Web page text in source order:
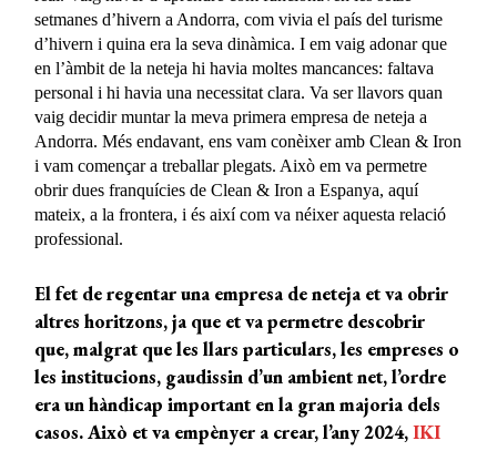
setmanes d’hivern a Andorra, com vivia el país del turisme
d’hivern i quina era la seva dinàmica. I em vaig adonar que
en l’àmbit de la neteja hi havia moltes mancances: faltava
personal i hi havia una necessitat clara. Va ser llavors quan
vaig decidir muntar la meva primera empresa de neteja a
Andorra. Més endavant, ens vam conèixer amb Clean & Iron
i vam començar a treballar plegats. Això em va permetre
obrir dues franquícies de Clean & Iron a Espanya, aquí
mateix, a la frontera, i és així com va néixer aquesta relació
professional.
El fet de regentar una empresa de neteja et va obrir
altres horitzons, ja que et va permetre descobrir
que, malgrat que les llars particulars, les empreses o
les institucions, gaudissin d’un ambient net, l’ordre
era un hàndicap important en la gran majoria dels
casos. Això et vaempènyer a crear, l’any 2024,IKI